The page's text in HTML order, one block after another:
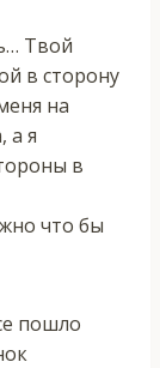
Твой
в сторону
на
а я
в
что бы
пошло